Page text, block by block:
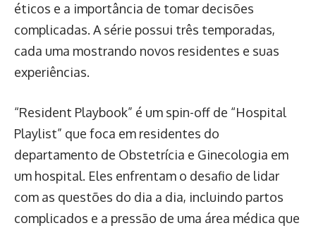
éticos e a importância de tomar decisões
complicadas. A série possui três temporadas,
cada uma mostrando novos residentes e suas
experiências.
“Resident Playbook” é um spin-off de “Hospital
Playlist” que foca em residentes do
departamento de Obstetrícia e Ginecologia em
um hospital. Eles enfrentam o desafio de lidar
com as questões do dia a dia, incluindo partos
complicados e a pressão de uma área médica que